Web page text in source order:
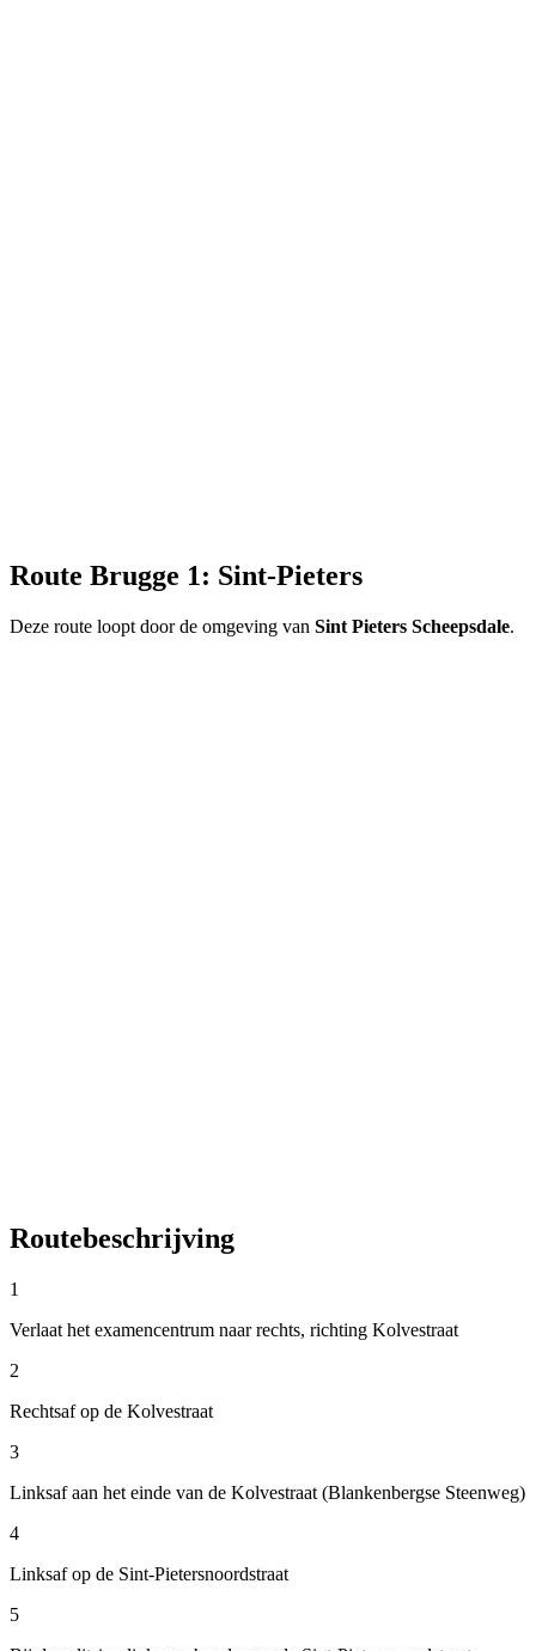
Route Brugge 1: Sint-Pieters
Deze route loopt door de omgeving van Sint Pieters Scheepsdale.
Routebeschrijving
1
Verlaat het examencentrum naar rechts, richting Kolvestraat
2
Rechtsaf op de Kolvestraat
3
Linksaf aan het einde van de Kolvestraat (Blankenbergse Steenweg)
4
Linksaf op de Sint-Pietersnoordstraat
5